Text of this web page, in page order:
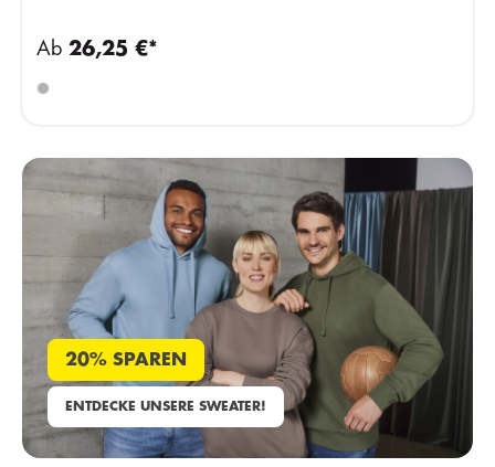
Ab 26,25 €*
20% SPAREN
ENTDECKE UNSERE SWEATER!